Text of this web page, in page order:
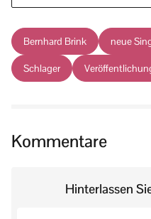
Bernhard Brink neue
Schlager
Kommentare
Hinterlassen